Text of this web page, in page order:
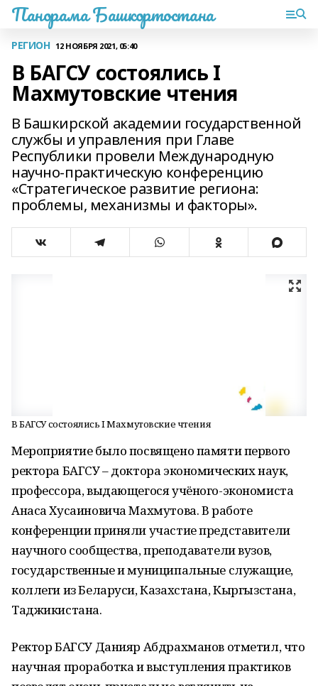
Панорама Башкортостана
РЕГИОН 12 НОЯБРЯ 2021, 05:40
В БАГСУ состоялись I
Махмутовские чтения
В Башкирской академии государственной
службы и управления при Главе
Республики провели Международную
научно-практическую конференцию
«Стратегическое развитие региона:
проблемы, механизмы и факторы».
В БАГСУ состоялись I Махмутовские чтения
Мероприятие было посвящено памяти первого
ректора БАГСУ – доктора экономических наук,
профессора, выдающегося учёного-экономиста
Анаса Хусаиновича Махмутова. В работе
конференции приняли участие представители
научного сообщества, преподаватели вузов,
государственные и муниципальные служащие,
коллеги из Беларуси, Казахстана, Кыргызстана,
Таджикистана.
Ректор БАГСУ Данияр Абдрахманов отметил, что
научная проработка и выступления практиков